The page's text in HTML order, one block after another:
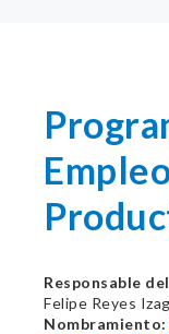
Responsable
Felipe Reyes
Nombramiento: